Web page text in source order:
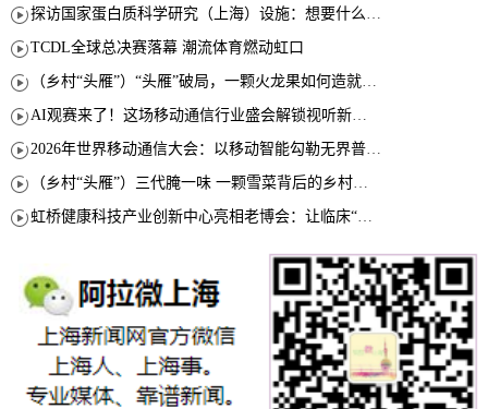
TCDL全球总决赛落幕 潮流体育燃动虹口